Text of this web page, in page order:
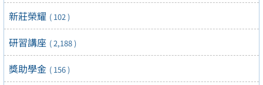
新莊榮耀 ( 102 )
研習講座 ( 2,188 )
獎助學金 ( 156 )